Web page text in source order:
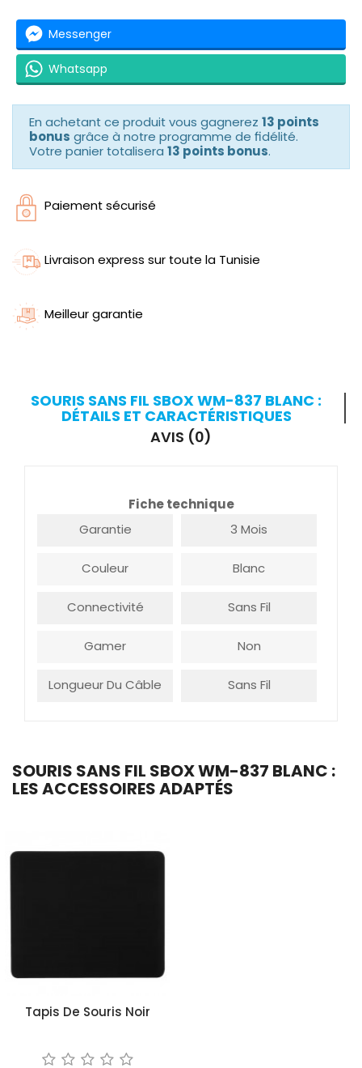
Messenger
Whatsapp
En achetant ce produit vous gagnerez 13 points
bonus grâce à notre programme de fidélité.
Votre panier totalisera 13 points bonus.
Paiement sécurisé
Livraison express sur toute la Tunisie
Meilleur garantie
SOURIS SANS FIL SBOX WM-837 BLANC :
DÉTAILS ET CARACTÉRISTIQUES
AVIS (0)
Fiche technique
Garantie
3 Mois
Couleur Blanc
Connectivité Sans Fil
Gamer Non
Longueur Du Câble Sans Fil
SOURIS SANS FIL SBOX WM-837 BLANC :
LES ACCESSOIRES ADAPTÉS
Tapis De Souris Noir